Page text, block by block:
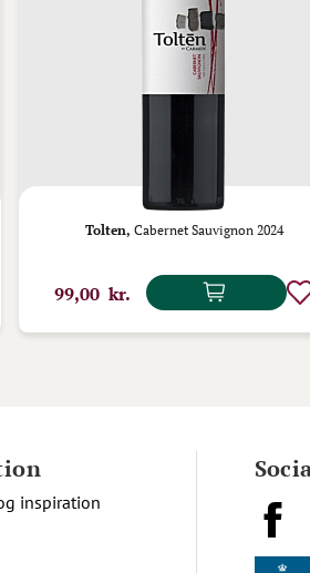
Tolten, Cabernet Sauvignon 2024
99,00 kr.
inspiration